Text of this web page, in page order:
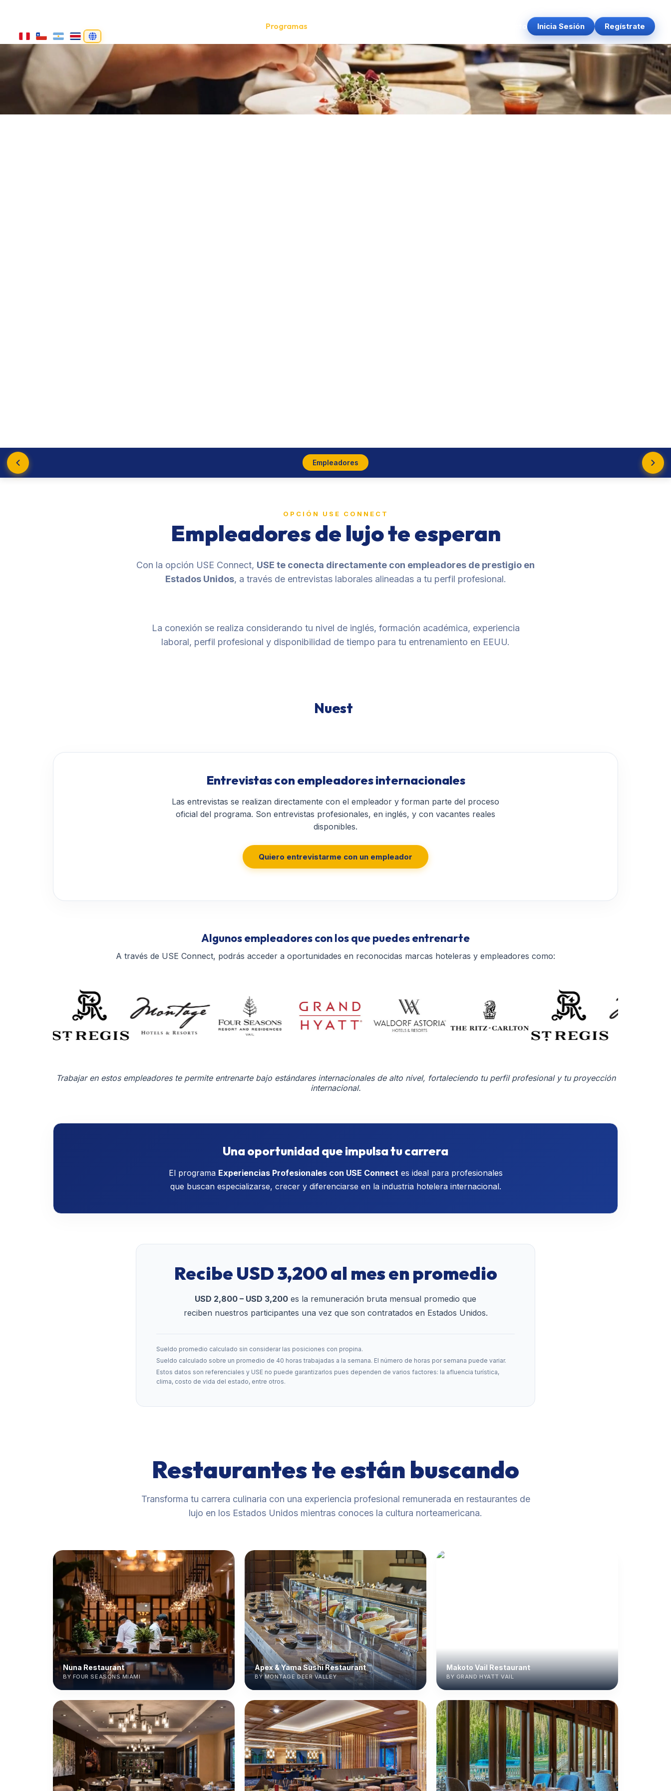
Programas Contacto Inicia Sesión Regístrate
Empleadores
OPCIÓN USE CONNECT
Empleadores de lujo te esperan
Con la opción USE Connect, USE te conecta directamente con empleadores de prestigio en
Estados Unidos, a través de entrevistas laborales alineadas a tu perfil profesional.
La conexión se realiza considerando tu nivel de inglés, formación académica, experiencia
laboral, perfil profesional y disponibilidad de tiempo para tu entrenamiento en EEUU.
Nuest
Entrevistas con empleadores internacionales
Las entrevistas se realizan directamente con el empleador y forman parte del proceso
oficial del programa. Son entrevistas profesionales, en inglés, y con vacantes reales
disponibles.
Quiero entrevistarme con un empleador
Algunos empleadores con los que puedes entrenarte
A través de USE Connect, podrás acceder a oportunidades en reconocidas marcas hoteleras y empleadores como:
Trabajar en estos empleadores te permite entrenarte bajo estándares internacionales de alto nivel, fortaleciendo tu perfil profesional y tu proyección
internacional.
Una oportunidad que impulsa tu carrera
El programa Experiencias Profesionales con USE Connectes ideal para profesionales
que buscan especializarse, crecer y diferenciarse en la industria hotelera internacional.
Recibe USD 3,200 al mes en promedio
USD 2,800 – USD 3,200 es la remuneración bruta mensual promedio que
reciben nuestros participantes una vez que son contratados en Estados Unidos.
Sueldo promedio calculado sin considerar las posiciones con propina.
Sueldo calculado sobre un promedio de 40 horas trabajadas a la semana. El número de horas por semana puede variar.
Estos datos son referenciales y USE no puede garantizarlos pues dependen de varios factores: la afluencia turística,
clima, costo de vida del estado, entre otros.
Restaurantes te están buscando
Transforma tu carrera culinaria con una experiencia profesional remunerada en restaurantes de
lujo en los Estados Unidos mientras conoces la cultura norteamericana.
Nuna Restaurant
BY FOUR SEASONS MIAMI
Apex & Yama Sushi Restaurant
BY MONTAGE DEER VALLEY
Makoto Vail Restaurant
BY GRAND HYATT VAIL